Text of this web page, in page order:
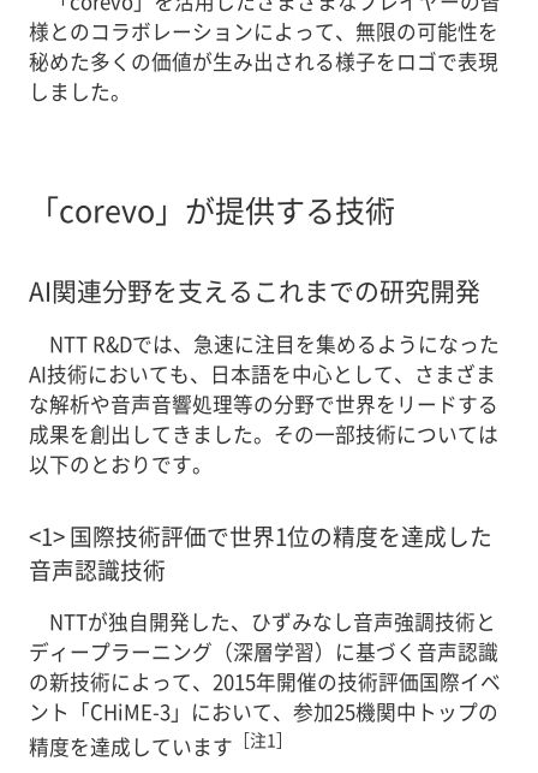
様とのコラボレーションによって、無限の可能性を
秘めた多くの価値が生み出される様子をロゴで表現
しました。
「corevo」が提供する技術
AI関連分野を支えるこれまでの研究開発
NTT R&Dでは、急速に注目を集めるようになった
AI技術においても、日本語を中心として、さまざま
な解析や音声音響処理等の分野で世界をリードする
成果を創出してきました。その一部技術については
以下のとおりです。
<1> 国際技術評価で世界1位の精度を達成した
音声認識技術
NTTが独自開発した、ひずみなし音声強調技術と
ディープラーニング（深層学習）に基づく音声認識
の新技術によって、2015年開催の技術評価国際イベ
ント「CHiME-3」において、参加25機関中トップの
精度を達成しています ［注1］